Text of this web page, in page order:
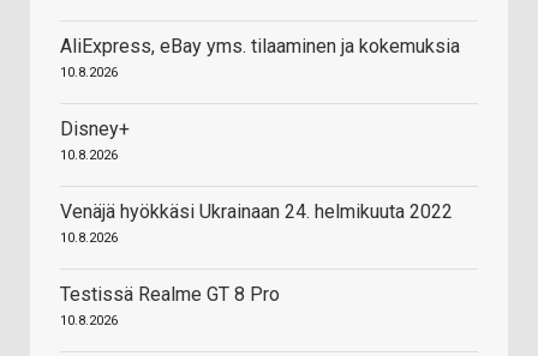
AliExpress, eBay yms. tilaaminen ja kokemuksia
10.8.2026
Disney+
10.8.2026
Venäjä hyökkäsi Ukrainaan 24. helmikuuta 2022
10.8.2026
Testissä Realme GT 8 Pro
10.8.2026